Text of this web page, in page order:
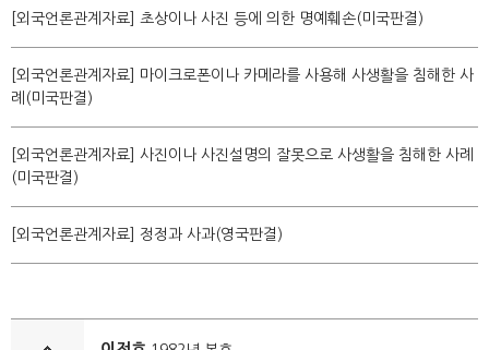
[외국언론관계자료] 초상이나 사진 등에 의한 명예훼손(미국판결)
[외국언론관계자료] 마이크로폰이나 카메라를 사용해 사생활을 침해한 사
례(미국판결)
[외국언론관계자료] 사진이나 사진설명의 잘못으로 사생활을 침해한 사례
(미국판결)
[외국언론관계자료] 정정과 사과(영국판결)